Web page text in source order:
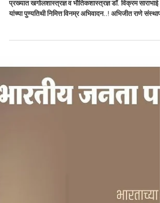
विनम्र अभिवादन..! अभिजीत राणे
संस्थापक, महासचिव - धड
भारताचा पहिला उपग्रह 'आर्यभट्ट' बनवण्यात मोलाचा वाटा
पार्टी #DrVikramSarabhai #VikramSarabhai #ISRO
#IndianScientist #SpacePioneer #HumbleTribute